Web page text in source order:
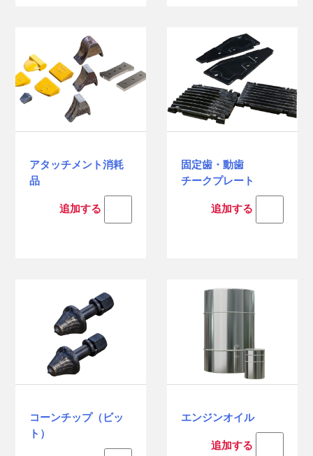
アタッチメント消耗
品
追加する
固定歯・動歯
チークプレート
追加する
コーンチップ（ビッ
ト）
エンジンオイル
追加する